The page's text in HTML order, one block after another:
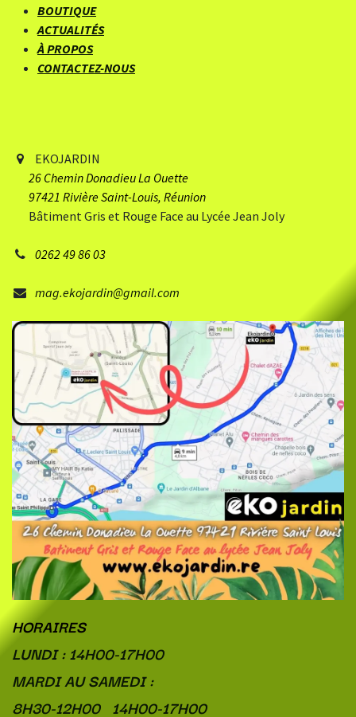
BOUTIQUE
ACTUALITÉS
À PROPOS
CONTACTEZ-NOUS
EKOJARDIN
26 Chemin Donadieu​ La Ouette
97421 Rivière Saint-Louis, Réunion
Bâtiment Gris et Rouge Face au Lycée Jean Joly
0262 49 86 03
mag.ekojardin@gmail.com
HORAIRES
LUNDI : 14H00-17H00
MARDI AU SAMEDI :
8H30-12H00 14H00-17H00